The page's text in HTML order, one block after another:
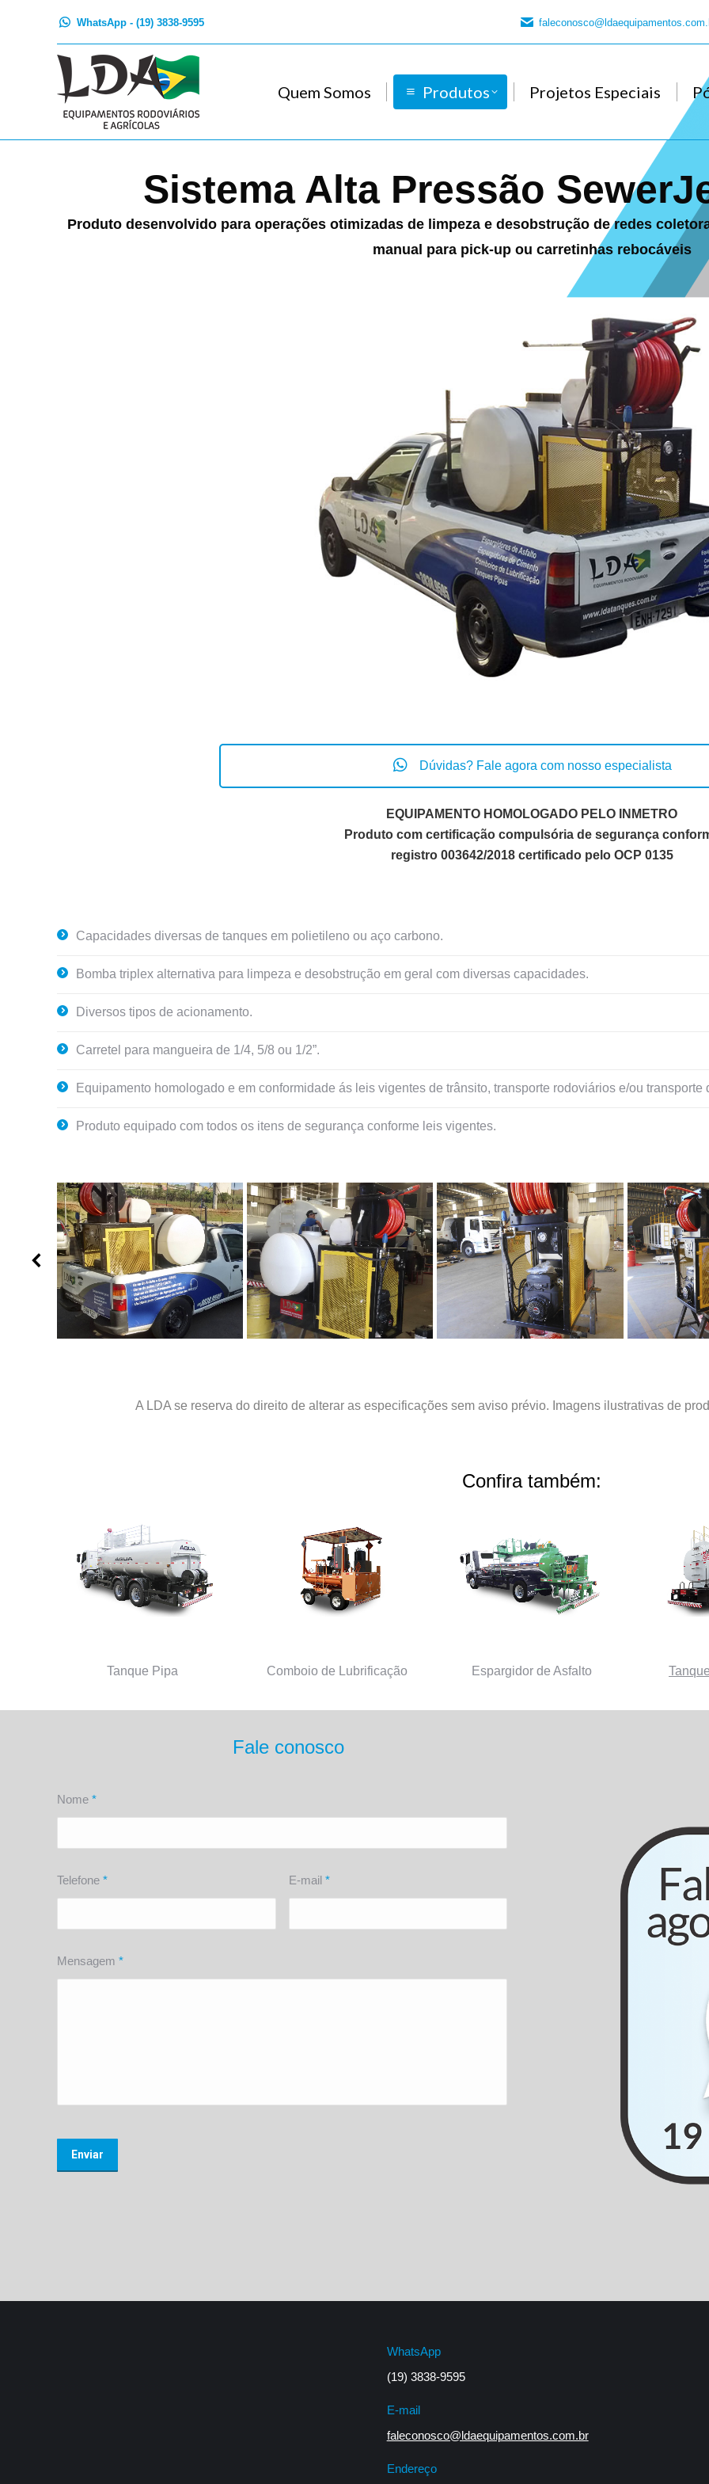
WhatsApp - (19) 3838-9595
Quem Somos Produtos Projetos Especiais
Sistema Alta Pressão
Produto desenvolvido para operações otimizadas de limpeza e desobstrução de redes
manual para pick-up ou carretinhas rebocáveis
Dúvidas? Fale agora com nosso especialista
EQUIPAMENTO HOMOLOGADO PELO INMETRO
Produto com certificação compulsória de segurança
registro 003642/2018 certificado pelo OCP 0135
Capacidades diversas de tanques em polietileno ou aço carbono.
Bomba triplex alternativa para limpeza e desobstrução em geral com diversas capacidades.
Diversos tipos de acionamento.
Carretel para mangueira de 1/4, 5/8 ou 1/2”.
Equipamento homologado e em conformidade ás leis vigentes de trânsito, transporte rodoviários e/ou transporte
Produto equipado com todos os itens de segurança conforme leis vigentes.
A LDA se reserva do direito de alterar as especificações sem aviso prévio. Imagens ilustrativas de
Confira também:
Tanque Pipa Comboio de Lubrificação Espargidor de Asfalto
Fale conosco
Nome *
Telefone * E-mail *
Mensagem *
WhatsApp
(19) 3838-9595
E-mail
faleconosco@ldaequipamentos.com.br
Endereço